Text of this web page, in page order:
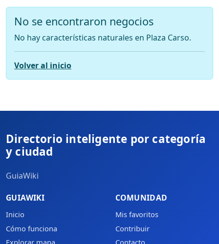
No se encontraron negocios
No hay características naturales en Plaza Carso.
Volver al inicio
Directorio inteligente por categoría
y ciudad
GuiaWiki
GUIAWIKI
Inicio
Cómo funciona
COMUNIDAD
Mis favoritos
Contribuir